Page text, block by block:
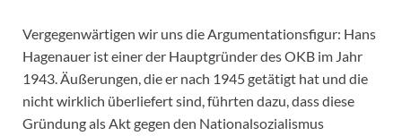
Vergegenwärtigen wir uns die Argumentationsfigur: Hans
Hagenauer ist einer der Hauptgründer des OKB im Jahr
1943. Äußerungen, die er nach 1945 getätigt hat und die
nicht wirklich überliefert sind, führten dazu, dass diese
Gründung als Akt gegen den Nationalsozialismus